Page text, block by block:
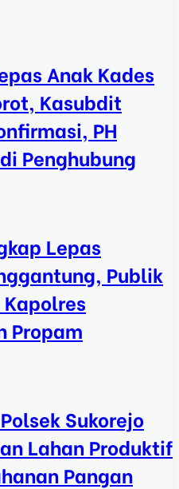
Anak Kades
Kasubdit
PH
Penghubung
Lepas
Publik
Propam
Sukorejo
Lahan Produktif
Pangan